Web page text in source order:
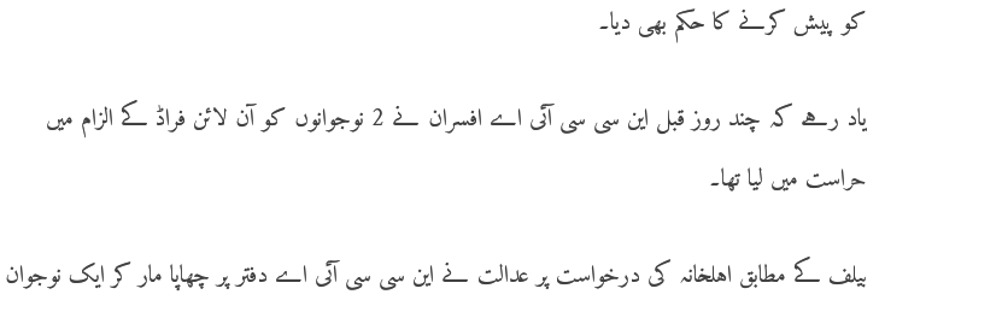
کو پیش کرنے کا حکم بھی دیا۔
یاد رہے کہ چند روز قبل این سی سی آئی اے افسران نے 2 نوجوانوں کو آن لائن فراڈ کے الزام میں
حراست میں لیا تھا۔
بیلف کے مطابق اہلخانہ کی درخواست پر عدالت نے این سی سی آئی اے دفتر پر چھاپا مار کر ایک نوجوان